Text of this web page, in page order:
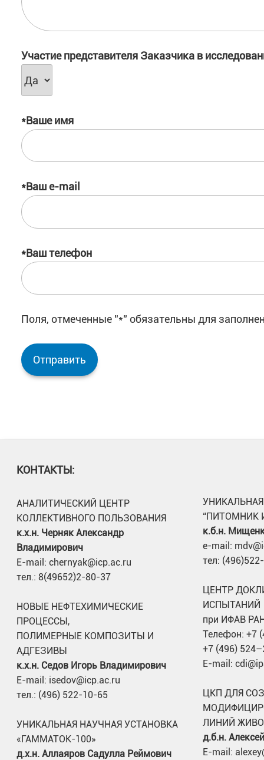
Участие представителя Заказчика в
*Ваше имя
*Ваш e-mail
*Ваш телефон
Поля, отмеченные ''*'' обязательны для
КОНТАКТЫ:
АНАЛИТИЧЕСКИЙ ЦЕНТР
КОЛЛЕКТИВНОГО ПОЛЬЗОВАНИЯ
к.х.н. Черняк Александр
Владимирович
E-mail: chernyak@icp.ac.ru
тел.: 8(49652)2-80-37
НОВЫЕ НЕФТЕХИМИЧЕСКИЕ
ПРОЦЕССЫ,
ПОЛИМЕРНЫЕ КОМПОЗИТЫ И
АДГЕЗИВЫ
к.х.н. Седов Игорь Владимирович
E-mail: isedov@icp.ac.ru
тел.: (496) 522-10-65
УНИКАЛЬНАЯ НАУЧНАЯ УСТАНОВКА
«ГАММАТОК-100»
д.х.н. Аллаяров Садулла Реймович
“ПИТОМНИК
к.б.н.
e-mail:
тел:
ЦЕНТР
ИСПЫТАНИЙ
при ИФАВ
Телефон: +7
+7 (496)
E-mail:
ЦКП ДЛЯ
ЛИНИЙ
д.б.н.
E-mail: